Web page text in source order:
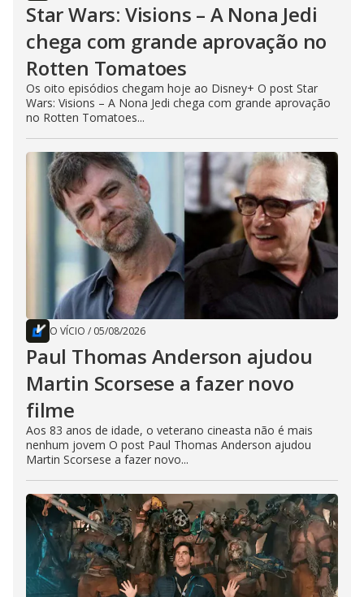
Star Wars: Visions – A Nona Jedi
chega com grande aprovação no
Rotten Tomatoes
Os oito episódios chegam hoje ao Disney+ O post Star
Wars: Visions – A Nona Jedi chega com grande aprovação
no Rotten Tomatoes...
O VÍCIO / 05/08/2026
Paul Thomas Anderson ajudou
Martin Scorsese a fazer novo
filme
Aos 83 anos de idade, o veterano cineasta não é mais
nenhum jovem O post Paul Thomas Anderson ajudou
Martin Scorsese a fazer novo...